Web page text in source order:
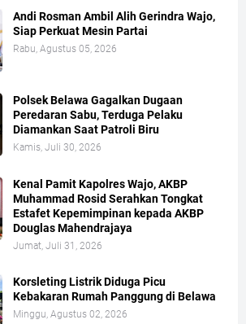
Andi Rosman Ambil Alih Gerindra Wajo,
Siap Perkuat Mesin Partai
Rabu, Agustus 05, 2026
Polsek Belawa Gagalkan Dugaan
Peredaran Sabu, Terduga Pelaku
Diamankan Saat Patroli Biru
Kamis, Juli 30, 2026
Kenal Pamit Kapolres Wajo, AKBP
Muhammad Rosid Serahkan Tongkat
Estafet Kepemimpinan kepada AKBP
Douglas Mahendrajaya
Jumat, Juli 31, 2026
Korsleting Listrik Diduga Picu
Kebakaran Rumah Panggung di Belawa
Minggu, Agustus 02, 2026